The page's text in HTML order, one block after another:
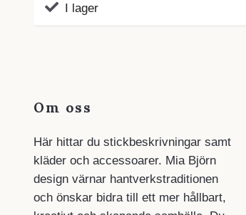
I lager
Om oss
Här hittar du stickbeskrivningar samt
kläder och accessoarer. Mia Björn
design värnar hantverkstraditionen
och önskar bidra till ett mer hållbart,